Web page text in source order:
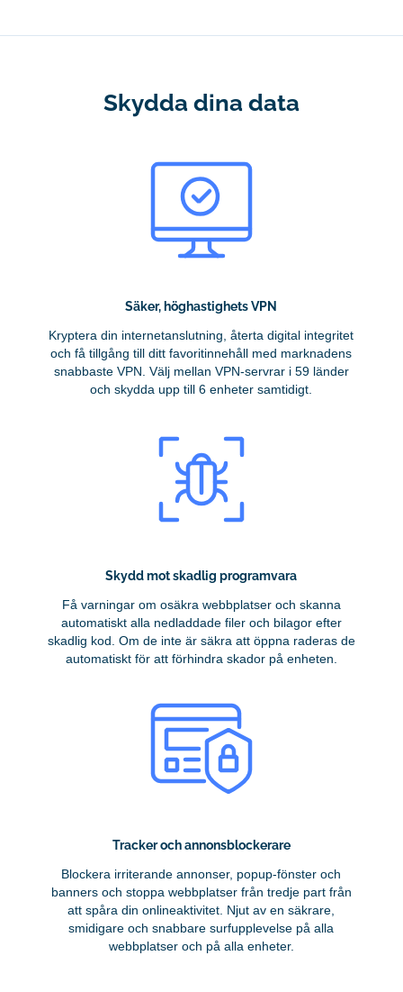
Skydda dina data
Säker, höghastighets VPN
Kryptera din internetanslutning, återta digital integritet
och få tillgång till ditt favoritinnehåll med marknadens
snabbaste VPN. Välj mellan VPN-servrar i 59 länder
och skydda upp till 6 enheter samtidigt.
Skydd mot skadlig programvara
Få varningar om osäkra webbplatser och skanna
automatiskt alla nedladdade filer och bilagor efter
skadlig kod. Om de inte är säkra att öppna raderas de
automatiskt för att förhindra skador på enheten.
Tracker och annonsblockerare
Blockera irriterande annonser, popup-fönster och
banners och stoppa webbplatser från tredje part från
att spåra din onlineaktivitet. Njut av en säkrare,
smidigare och snabbare surfupplevelse på alla
webbplatser och på alla enheter.